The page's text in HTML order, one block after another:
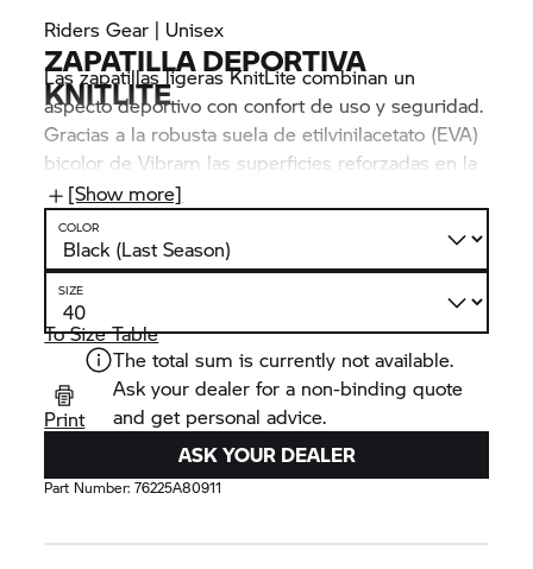
Riders Gear | Unisex
ZAPATILLA DEPORTIVA
KNITLITE
Las zapatillas ligeras KnitLite combinan un
aspecto deportivo con confort de uso y seguridad.
Gracias a la robusta suela de etilvinilacetato (EVA)
bicolor de Vibram las superficies reforzadas en la
zona de los reposapiés y en los talones, se
adaptan perfectamente a las tensiones y los
esfuerzos que supone conducir una motocicleta a
diario. La cremallera interior oculta permite
calzarse la zapatilla cómodamente.
[Show more]
COLOR
SIZE
To Size Table
Print
The total sum is currently not available.
Ask your dealer for a non-binding quote
and get personal advice.
ASK YOUR DEALER
Part Number:76225A80911